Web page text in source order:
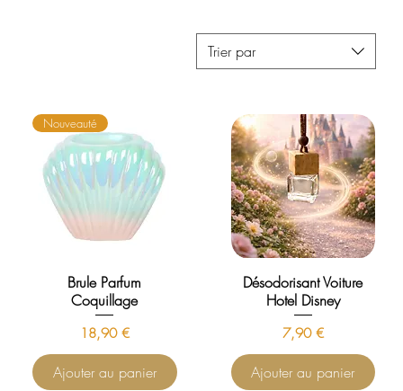
Trier par
Nouveauté
Brule Parfum
Coquillage
Prix
18,90 €
Ajouter au panier
Désodorisant Voiture
Hotel Disney
Prix
7,90 €
Ajouter au panier